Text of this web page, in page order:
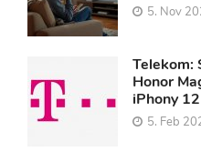
5. Nov
Telekom:
Honor
iPhony
5. Feb